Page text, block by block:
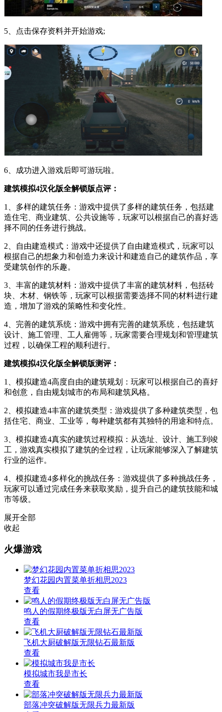
5、点击保存资料并开始游戏;
6、成功进入游戏后即可游玩啦。
建筑模拟4汉化版全解锁版点评：
1、多样的建筑任务：游戏中提供了多样的建筑任务，包括建
造住宅、商业建筑、公共设施等，玩家可以根据自己的喜好选
择不同的任务进行挑战。
2、自由建造模式：游戏中还提供了自由建造模式，玩家可以
根据自己的想象力和创造力来设计和建造自己的建筑作品，享
受建筑创作的乐趣。
3、丰富的建筑材料：游戏中提供了丰富的建筑材料，包括砖
块、木材、钢铁等，玩家可以根据需要选择不同的材料进行建
造，增加了游戏的策略性和变化性。
4、完善的建筑系统：游戏中拥有完善的建筑系统，包括建筑
设计、施工管理、工人雇佣等，玩家需要合理规划和管理建筑
过程，以确保工程的顺利进行。
建筑模拟4汉化版全解锁版测评：
1、模拟建造4高度自由的建筑规划：玩家可以根据自己的喜好
和创意，自由规划城市的布局和建筑风格。
2、模拟建造4丰富的建筑类型：游戏提供了多种建筑类型，包
括住宅、商业、工业等，每种建筑都有其独特的用途和特点。
3、模拟建造4真实的建筑过程模拟：从选址、设计、施工到竣
工，游戏真实模拟了建筑的全过程，让玩家能够深入了解建筑
行业的运作。
4、模拟建造4多样化的挑战任务：游戏提供了多种挑战任务，
玩家可以通过完成任务来获取奖励，提升自己的建筑技能和城
市等级。
展开全部
收起
火爆游戏
梦幻花园内置菜单折相思2023
查看
鸣人的假期终极版无白屏无广告版
查看
飞机大厨破解版无限钻石最新版
查看
模拟城市我是市长
查看
部落冲突破解版无限兵力最新版